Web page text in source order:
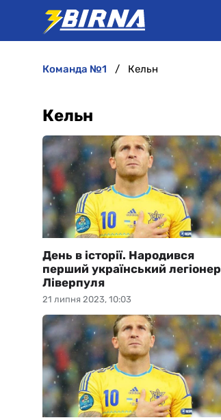
команда №1 Кельн
Кельн
21 липня 2023, 10:03
День в історії. Народився
перший український легіонер
Ліверпуля